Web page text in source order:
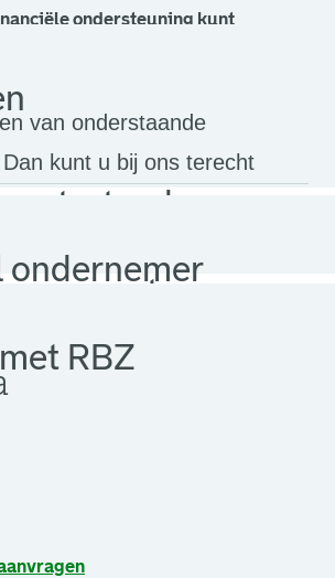
ondersteuning kunt
van onderstaande
kunt u bij ons terecht
startende
ondernemer
met
RBZ